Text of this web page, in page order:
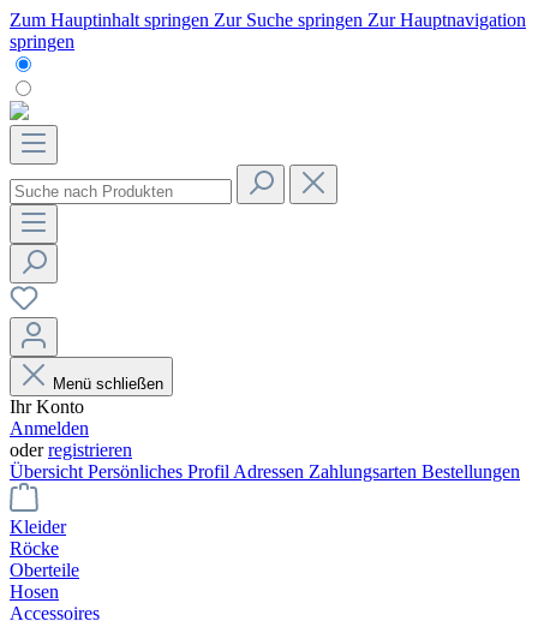
Zum Hauptinhalt springen Zur Suche springen Zur Hauptnavigation
springen
Menü schließen
Ihr Konto
Anmelden
oderregistrieren
Übersicht Persönliches Profil Adressen Zahlungsarten Bestellungen
Kleider
Röcke
Oberteile
Hosen
Accessoires